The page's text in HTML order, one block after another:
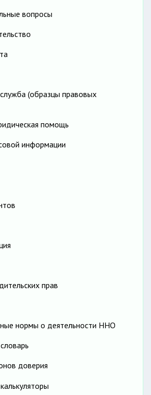
вопросы
(образцы правовых
помощь
информации
прав
нормы о деятельности ННО
доверия